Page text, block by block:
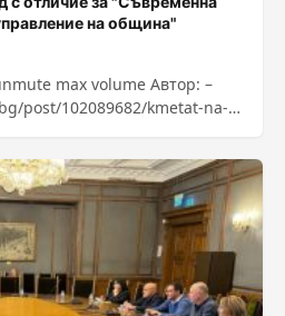
на община"
max volume Автор: –
post/102089682/kmetat-na-
obshtina